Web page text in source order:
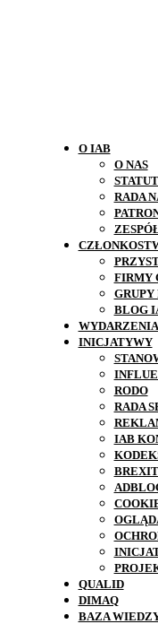
O IAB
O NAS
RADA
FIRMY
BLOG
WYDARZENIA
INICJATYWY
RODO
RADA
IAB
BREXIT
QUALID
DIMAQ
BAZA